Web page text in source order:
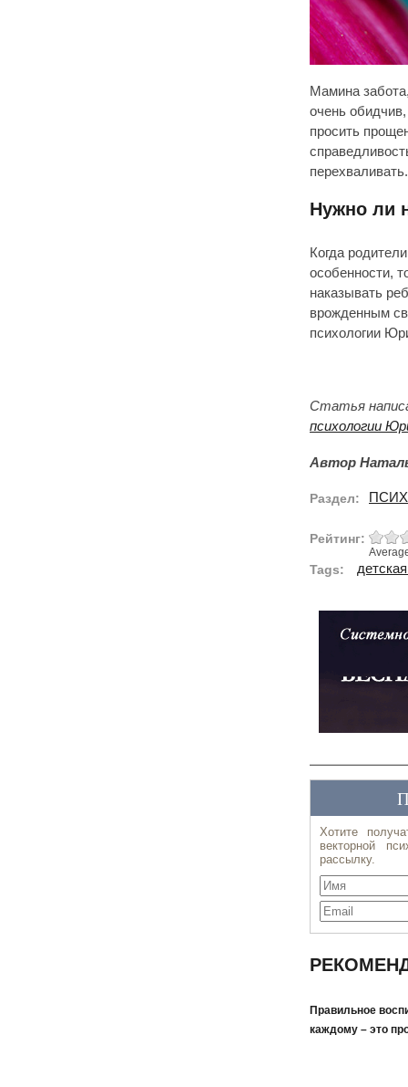
Мамина
очень
просить
перехваливать.
Нужно ли
Когда
особенности,
наказывать
врожденным
психологии
Статья
психологии
Автор
Раздел:
Рейтинг:
Tags:
Правильное
каждому – это